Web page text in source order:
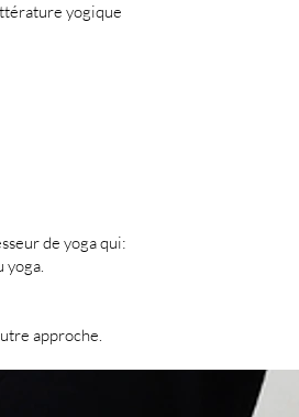
yogique
de yoga qui:
yoga.
approche.